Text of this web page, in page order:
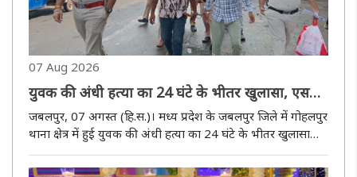
07 Aug 2026
युवक की अंधी हत्या का 24 घंटे के भीतर खुलासा, एसपी
करेंगे पुरुस्कृत
जबलपुर, 07 अगस्त (हि.स.)। मध्य प्रदेश के जबलपुर जिले में गोहलपुर
थाना क्षेत्र में हुई युवक की अंधी हत्या का 24 घंटे के भीतर खुलासा
अभिरक्षा में लिया है। पुलिस ने वारदात में प्रयुक्त चाकू, ..